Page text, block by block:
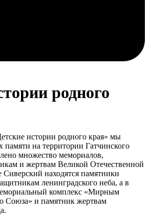
родного
истории родного края» мы
памяти на территории Гатчинского
множество мемориалов,
и жертвам Великой Отечественной
находятся памятники
ленинградского неба, а в
комплекс «Мирным
Союза» и памятник жертвам